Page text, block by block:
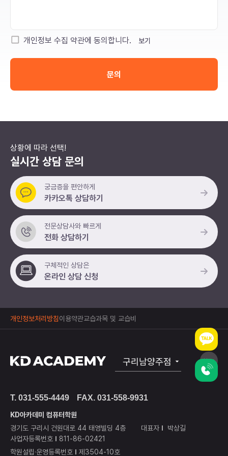
개인정보 수집 약관에 동의합니다. 보기
문의
상황에 따라 선택!
실시간 상담 문의
궁금증을 편안하게
카카오톡 상담하기
전문상담사와 빠르게
전화 상담하기
구체적인 상담은
온라인 상담 신청
개인정보처리방침이용약관교습과목 및 교습비
구리남양주점
상봉점
T. 031-555-4449 FAX. 031-558-9931
KD아카데미 컴퓨터학원
경기도 구리시 건원대로 44 태영빌딩 4층
대표자
박상길
사업자등록번호
811-86-02421
학원설립·운영등록번호
제3504-10호